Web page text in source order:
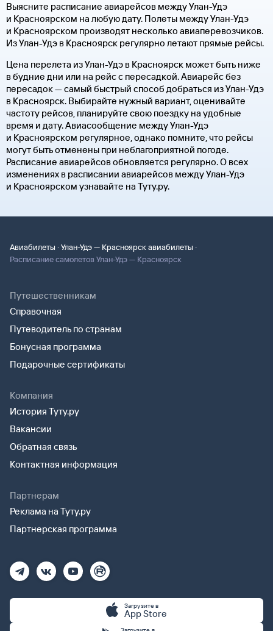
Выясните расписание авиарейсов между Улан-Удэ
и Красноярском на любую дату. Полеты между Улан-Удэ
и Красноярском производят несколько авиаперевозчиков.
Из Улан-Удэ в Красноярск регулярно летают прямые рейсы.
Цена перелета из Улан-Удэ в Красноярск может быть ниже
в будние дни или на рейс с пересадкой. Авиарейс без
пересадок — самый быстрый способ добраться из Улан-Удэ
в Красноярск. Выбирайте нужный вариант, оценивайте
частоту рейсов, планируйте свою поездку на удобные
время и дату. Авиасообщение между Улан-Удэ
и Красноярском регулярное, однако помните, что рейсы
могут быть отменены при неблагоприятной погоде.
Расписание авиарейсов обновляется регулярно. О всех
изменениях в расписании авиарейсов между Улан-Удэ
и Красноярском узнавайте на Туту.ру.
Авиабилеты ·Улан-Удэ — Красноярск авиабилеты ·
Расписание самолетов Улан-Удэ — Красноярск
Путешественникам
Справочная
Путеводитель по странам
Бонусная программа
Подарочные сертификаты
Компания
История Туту.ру
Вакансии
Обратная связь
Контактная информация
Партнерам
Реклама на Туту.ру
Партнерская программа
Загрузите в
App Store